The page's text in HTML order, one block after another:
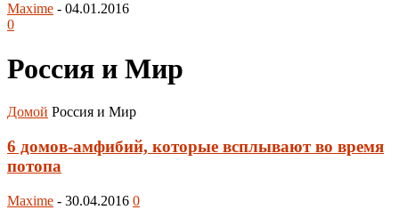
Maxime - 04.01.2016
0
Россия и Мир
Домой Россия и Мир
6 домов-амфибий, которые всплывают во время
потопа
Maxime - 30.04.2016 0